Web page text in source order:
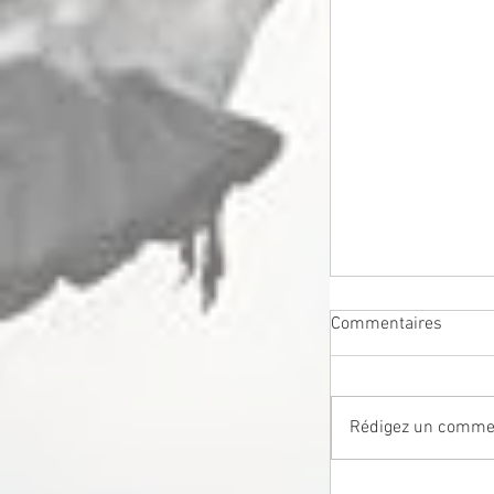
Commentaires
Rédigez un